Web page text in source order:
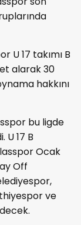
U 17 takımı B
alarak 30
hakkını
bu ligde
17 B
Ocak
Off
ve